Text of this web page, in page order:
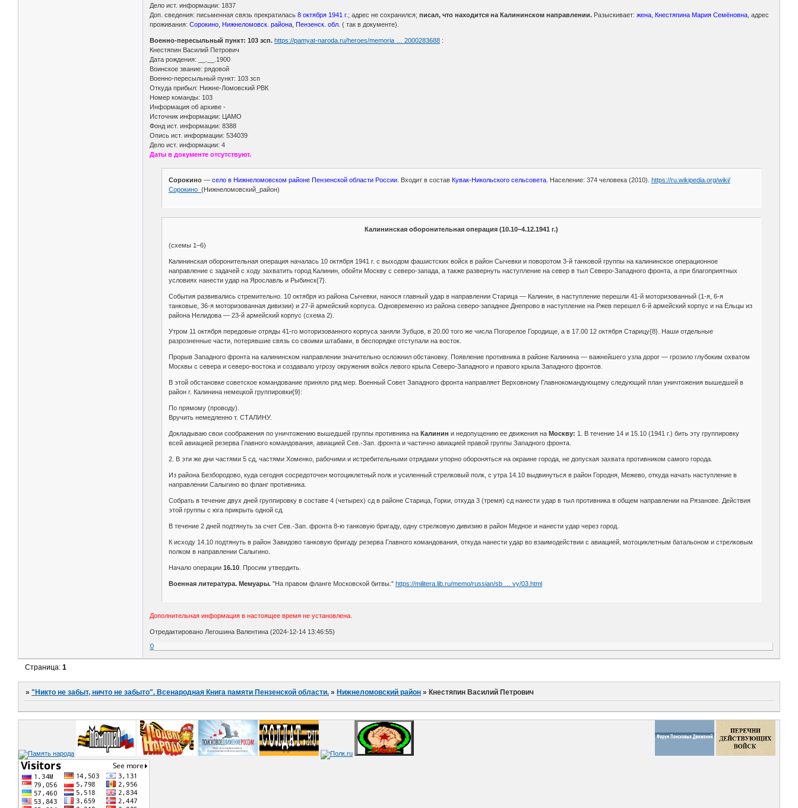
Дело ист. информации: 1837
Доп. сведения: письменная связь прекратилась8 октября 1941 г. ; адрес не сохранился;писал, что находится на Калининском направлении. Разыскивает:жена, Кнестяпина Мария Семёновна , адрес
проживания:Сорокино, Нижнеломовск. района, Пензенск. обл. ( так в документе).
Военно-пересыльный пункт: 103 зсп. https://pamyat-naroda.ru/heroes/memoria … 2000283688 :
Кнестяпин Василий Петрович
Дата рождения: __.__.1900
Воинское звание: рядовой
Военно-пересыльный пункт: 103 зсп
Откуда прибыл: Нижне-Ломовский РВК
Номер команды: 103
Информация об архиве -
Источник информации: ЦАМО
Фонд ист. информации: 8388
Опись ист. информации: 534039
Дело ист. информации: 4
Даты в документе отсутствуют.
Сорокино — село в Нижнеломовском районе Пензенской области России. Входит в состав Кувак-Никольского сельсовета. Население: 374 человека (2010). https://ru.wikipedia.org/wiki/
Сорокино_ (Нижнеломовский_район)
Калининская оборонительная операция (10.10–4.12.1941 г.)
(схемы 1–6)
Калининская оборонительная операция началась 10 октября 1941 г. с выходом фашистских войск в район Сычевки и поворотом 3-й танковой группы на калининское операционное
направление с задачей с ходу захватить город Калинин, обойти Москву с северо-запада, а также развернуть наступление на север в тыл Северо-Западного фронта, а при благоприятных
условиях нанести удар на Ярославль и Рыбинск{7}.
События развивались стремительно. 10 октября из района Сычевки, нанося главный удар в направлении Старица — Калинин, в наступление перешли 41-й моторизованный (1-я, 6-я
танковые, 36-я моторизованная дивизии) и 27-й армейский корпуса. Одновременно из района северо-западнее Днепрово в наступление на Ржев перешел 6-й армейский корпус и на Ельцы из
района Нелидова — 23-й армейский корпус (схема 2).
Утром 11 октября передовые отряды 41-го моторизованного корпуса заняли Зубцов, в 20.00 того же числа Погорелое Городище, а в 17.00 12 октября Старицу{8}. Наши отдельные
разрозненные части, потерявшие связь со своими штабами, в беспорядке отступали на восток.
Прорыв Западного фронта на калининском направлении значительно осложнил обстановку. Появление противника в районе Калинина — важнейшего узла дорог — грозило глубоким охватом
Москвы с севера и северо-востока и создавало угрозу окружения войск левого крыла Северо-Западного и правого крыла Западного фронтов.
В этой обстановке советское командование приняло ряд мер. Военный Совет Западного фронта направляет Верховному Главнокомандующему следующий план уничтожения вышедшей в
район г. Калинина немецкой группировки{9}:
По прямому (проводу).
Вручить немедленно т. СТАЛИНУ.
Докладываю свои соображения по уничтожению вышедшей группы противника на Калинин и недопущению ее движения на Москву: 1. В течение 14 и 15.10 (1941 г.) бить эту группировку
всей авиацией резерва Главного командования, авиацией Сев.-Зап. фронта и частично авиацией правой группы Западного фронта.
2. В эти же дни частями 5 сд, частями Хоменко, рабочими и истребительными отрядами упорно обороняться на окраине города, не допуская захвата противником самого города.
Из района Безбородово, куда сегодня сосредоточен мотоциклетный полк и усиленный стрелковый полк, с утра 14.10 выдвинуться в район Городня, Межево, откуда начать наступление в
направлении Салыгино во фланг противника.
Собрать в течение двух дней группировку в составе 4 (четырех) сд в районе Старица, Горки, откуда 3 (тремя) сд нанести удар в тыл противника в общем направлении на Рязанове. Действия
этой группы с юга прикрыть одной сд.
В течение 2 дней подтянуть за счет Сев.-Зап. фронта 8-ю танковую бригаду, одну стрелковую дивизию в район Медное и нанести удар через город.
К исходу 14.10 подтянуть в район Завидово танковую бригаду резерва Главного командования, откуда нанести удар во взаимодействии с авиацией, мотоциклетным батальоном и стрелковым
полком в направлении Салыгино.
Начало операции 16.10. Просим утвердить.
Военная литература. Мемуары."На правом фланге Московской битвы." https://militera.lib.ru/memo/russian/sb … vy/03.html
Дополнительная информация в настоящее время не установлена.
Отредактировано Легошина Валентина (2024-12-14 13:46:55)
0
Страница:1
»"Никто не забыт, ничто не забыто". Всенародная Книга памяти Пензенской области. »Нижнеломовский район »Кнестяпин Василий Петрович